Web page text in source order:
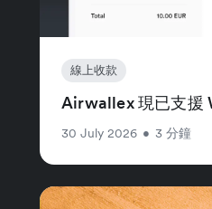
線上收款
Airwallex 現已支援
30 July 2026 • 3 分鐘